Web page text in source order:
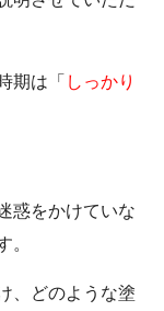
期は 「 しっかり
惑をかけていな
。
、どのような塗